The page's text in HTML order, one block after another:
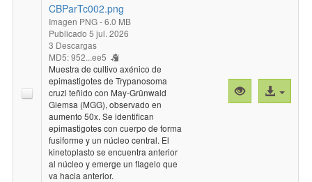
CBParTc002.png
Imagen PNG- 6.0 MB
Publicado 5 jul. 2026
3 Descargas
MD5: 952...ee5
Muestra de cultivo axénico de
epimastigotes de Trypanosoma
cruzi teñido con May-Grünwald
Giemsa (MGG), observado en
aumento 50x. Se identifican
epimastigotes con cuerpo de forma
fusiforme y un núcleo central. El
kinetoplasto se encuentra anterior
al núcleo y emerge un flagelo que
va hacia anterior.
Vista
previa
Acceso
al